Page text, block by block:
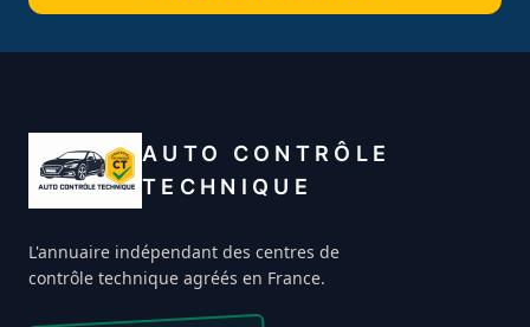
AUTO CONTRÔLE
TECHNIQUE
L'annuaire indépendant des centres de
contrôle technique agréés en France.